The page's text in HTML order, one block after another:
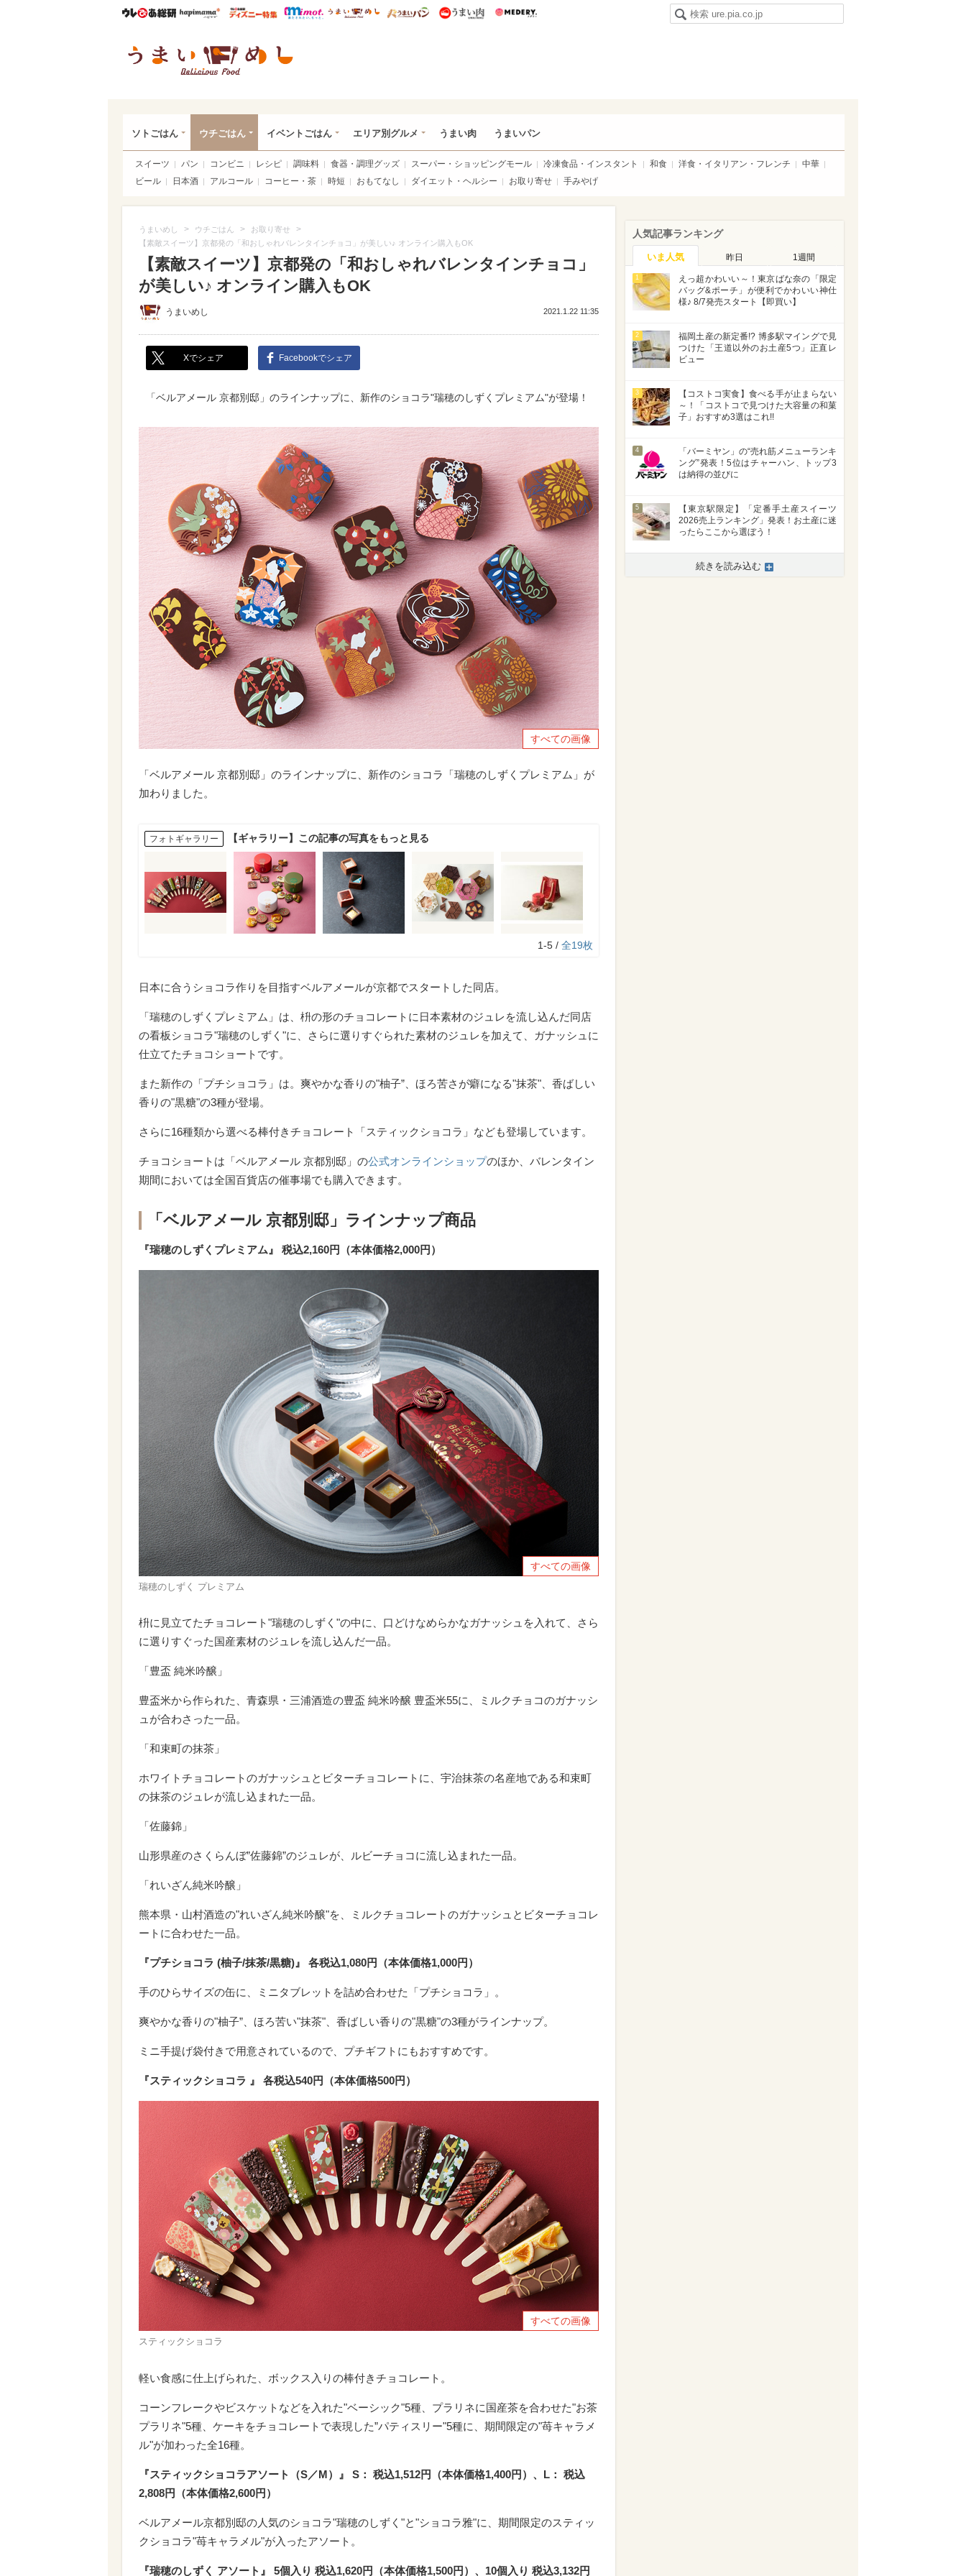
ウレぴあ総研ハピママ* ウレぴあ総研 ディズニー特集
mimot. うまいめし うまいパン うまい肉
ソトごはん ウチごはん イベントごはん エリア別グルメ うまい肉 うまいパン
スイーツ パン コンビニ レシピ 調味料 食器・調理グッズ スーパー・ショッピングモール 冷凍食品・インスタント 和食 洋食・イタリアン・フレンチ
中華
ビール
日本酒 アルコール コーヒー・茶 時短 おもてなし ダイエット・ヘルシー お取り寄せ 手みやげ
うまいめし > ウチごはん > お取り寄せ >
【素敵スイーツ】京都発の「和おしゃれバレンタインチョコ」が美しい♪ オンライン購入もOK
【素敵スイーツ】京都発の「和おしゃれバレンタインチョコ」
が美しい♪ オンライン購入もOK
うまいめし 2021.1.22 11:35
Xでシェア Facebookでシェア
「ベルアメール 京都別邸」のラインナップに、新作のショコラ"瑞穂のしずくプレミアム"が登場！
すべての画像
「ベルアメール 京都別邸」のラインナップに、新作のショコラ「瑞穂のしずくプレミアム」が
加わりました。
フォトギャラリー 【ギャラリー】この記事の写真をもっと見る
1-5 / 全19枚
日本に合うショコラ作りを目指すベルアメールが京都でスタートした同店。
「瑞穂のしずくプレミアム」は、枡の形のチョコレートに日本素材のジュレを流し込んだ同店
の看板ショコラ"瑞穂のしずく"に、さらに選りすぐられた素材のジュレを加えて、ガナッシュに
仕立てたチョコショートです。
また新作の「プチショコラ」は。爽やかな香りの"柚子”、ほろ苦さが癖になる"抹茶"、香ばしい
香りの"黒糖"の3種が登場。
さらに16種類から選べる棒付きチョコレート「スティックショコラ」なども登場しています。
チョコショートは「ベルアメール 京都別邸」の公式オンラインショップのほか、バレンタイン
期間においては全国百貨店の催事場でも購入できます。
「ベルアメール 京都別邸」ラインナップ商品
『瑞穂のしずくプレミアム』 税込2,160円（本体価格2,000円）
すべての画像
瑞穂のしずく プレミアム
枡に見立てたチョコレート"瑞穂のしずく"の中に、口どけなめらかなガナッシュを入れて、さら
に選りすぐった国産素材のジュレを流し込んだ一品。
「豊盃 純米吟醸」
豊盃米から作られた、青森県・三浦酒造の豊盃 純米吟醸 豊盃米55に、ミルクチョコのガナッシ
ュが合わさった一品。
「和束町の抹茶」
ホワイトチョコレートのガナッシュとビターチョコレートに、宇治抹茶の名産地である和束町
の抹茶のジュレが流し込まれた一品。
「佐藤錦」
山形県産のさくらんぼ”佐藤錦”のジュレが、ルビーチョコに流し込まれた一品。
「れいざん純米吟醸」
熊本県・山村酒造の"れいざん純米吟醸"を、ミルクチョコレートのガナッシュとビターチョコレ
ートに合わせた一品。
『プチショコラ (柚子/抹茶/黒糖)』 各税込1,080円（本体価格1,000円）
手のひらサイズの缶に、ミニタブレットを詰め合わせた「プチショコラ」。
爽やかな香りの"柚子”、ほろ苦い"抹茶"、香ばしい香りの"黒糖"の3種がラインナップ。
ミニ手提げ袋付きで用意されているので、プチギフトにもおすすめです。
『スティックショコラ 』 各税込540円（本体価格500円）
すべての画像
スティックショコラ
軽い食感に仕上げられた、ボックス入りの棒付きチョコレート。
コーンフレークやビスケットなどを入れた"ベーシック"5種、プラリネに国産茶を合わせた"お茶
プラリネ"5種、ケーキをチョコレートで表現した”パティスリー"5種に、期間限定の"苺キャラメ
ル"が加わった全16種。
『スティックショコラアソート（S／M）』 S： 税込1,512円（本体価格1,400円）、L： 税込
2,808円（本体価格2,600円）
ベルアメール京都別邸の人気のショコラ"瑞穂のしずく"と"ショコラ雅"に、期間限定のスティッ
クショコラ"苺キャラメル"が入ったアソート。
『瑞穂のしずく アソート』 5個入り 税込1,620円（本体価格1,500円）、10個入り 税込3,132円
人気記事ランキング
いま人気 昨日 1週間
1
えっ超かわいい～！東京ばな奈の「限定
バッグ&ポーチ」が便利でかわいい神仕
様♪ 8/7発売スタート【即買い】
2
福岡土産の新定番!? 博多駅マイングで見
つけた「王道以外のお土産5つ」正直レ
ビュー
3
【コストコ実食】食べる手が止まらない
～！「コストコで見つけた大容量の和菓
子」おすすめ3選はこれ!!
4
「バーミヤン」の“売れ筋メニューランキ
ング”発表！5位はチャーハン、トップ3
は納得の並びに
5
【東京駅限定】「定番手土産スイーツ
2026売上ランキング」発表！お土産に迷
ったらここから選ぼう！
続きを読み込む